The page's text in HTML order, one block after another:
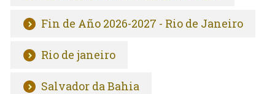
Fin de Año 2026-2027 - Rio de Janeiro
Rio de janeiro
Salvador da Bahia